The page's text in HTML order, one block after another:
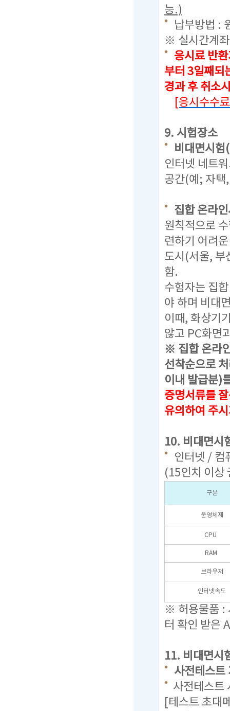
능.)
납부방법 :
※ 실시간계좌
응시료 반
부터 3일째되
경과 후 취소
[응시수수
9. 시험장소
비대면시험
인터넷 네트
공간(예; 자택
집합 온라
원칙적으로
련하기 어려
도시(서울, 부
함.
수험자는 집
야 하며 비대
이때, 화상기
않고 PC화면
※ 집합 온라
선착순으로
이내 발급분)
증명서류를
유의하여 주
10. 비대면시
인터넷 / 컴
(15인치 이상
구분
운영체제
CPU
RAM
브라우저
인터넷속도
※ 허용물품 :
터 확인 받은
11. 비대면시
사전테스
사전테스트
[테스트 초대